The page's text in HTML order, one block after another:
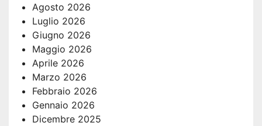
Agosto 2026
Luglio 2026
Giugno 2026
Maggio 2026
Aprile 2026
Marzo 2026
Febbraio 2026
Gennaio 2026
Dicembre 2025